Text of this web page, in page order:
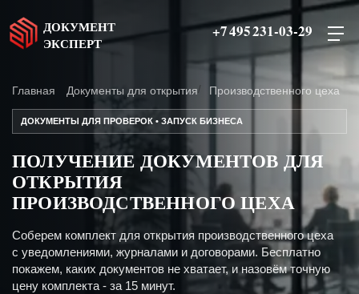
ДОКУМЕНТ
ЭКСПЕРТ
+7 495 231-03-29
Главная Документы для открытия Производственного цеха
ДОКУМЕНТЫ ДЛЯ ПРОВЕРОК • ЗАПУСК БИЗНЕСА
ПОЛУЧЕНИЕ ДОКУМЕНТОВ ДЛЯ
ОТКРЫТИЯ
ПРОИЗВОДСТВЕННОГО ЦЕХА
Соберем комплект для открытия производственного цеха
с уведомлениями, журналами и договорами. Бесплатно
покажем, каких документов не хватает, и назовём точную
цену комплекта - за 15 минут.